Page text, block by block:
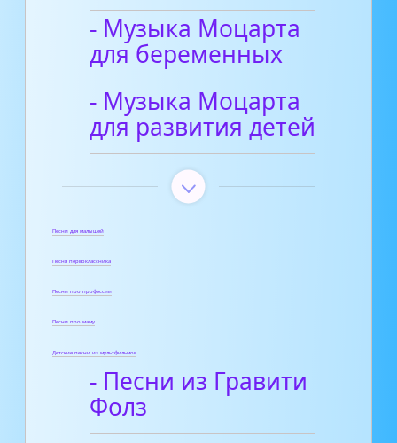
- Музыка Моцарта
для беременных
- Музыка Моцарта
для развития детей
Песни для малышей
Песня первоклассника
Песни про профессии
Песни про маму
Детские песни из мультфильмов
- Песни из Гравити
Фолз